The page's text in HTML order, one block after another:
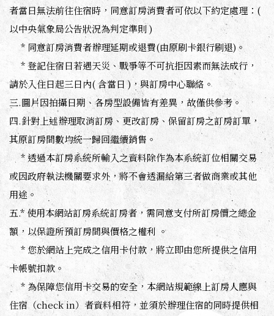
者當日無法前往住宿時，同意訂房消費者可依以下約定處理：(
以中央氣象局公告狀況為判定準則 )
* 同意訂房消費者辦理延期或退費(由原刷卡銀行刷退)。
* 登記住宿日若遇天災、戰爭等不可抗拒因素而無法成行，
請於入住日起三日內( 含當日 )，與訂房中心聯絡。
三.圖片因拍攝日期、各房型設備皆有差異，故僅供參考。
四.針對上述辦理取消訂房、更改訂房、保留訂房之訂房訂單，
其原訂房間數均統一歸回繼續銷售。
* 透過本訂房系統所輸入之資料除作為本系統訂位相關交易
或因政府執法機關要求外，將不會透漏給第三者做商業或其他
用途。
五.* 使用本網站訂房系統訂房者，需同意支付所訂房價之總金
額，以保證所預訂房間與價格之權利 。
* 您於網站上完成之信用卡付款，將立即由您所提供之信用
卡帳號扣款。
* 為保障您信用卡交易的安全，本網站規範線上訂房人應與
住宿（check in）者資料相符，並須於辦理住宿的同時提供相